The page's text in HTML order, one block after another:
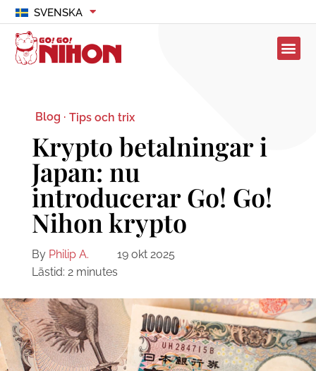
SVENSKA
Blog · Tips och trix
Krypto betalningar i
Japan: nu
introducerar Go! Go!
Nihon krypto
By Philip A.
19 okt 2025
Lästid: 2 minutes